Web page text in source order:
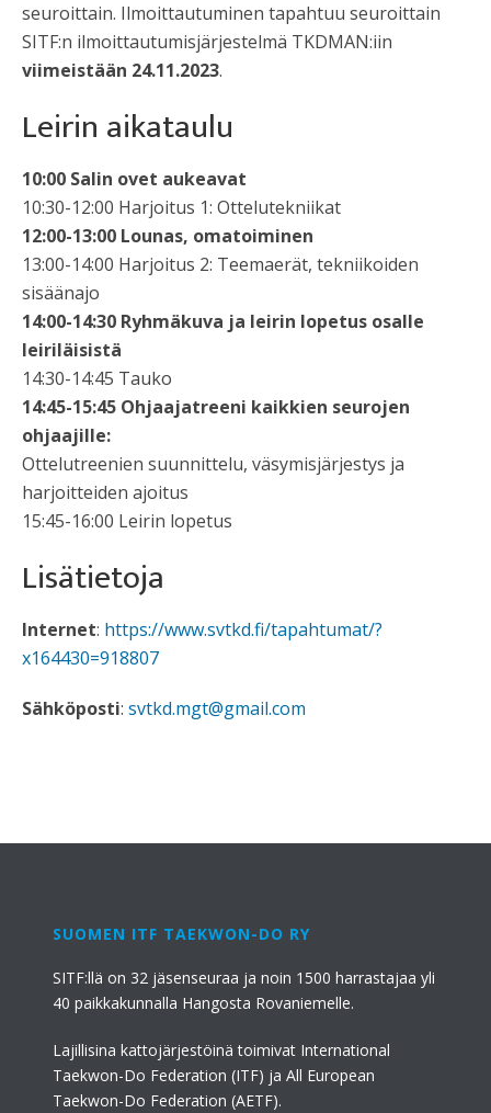
seuroittain. Ilmoittautuminen tapahtuu seuroittain
SITF:n ilmoittautumisjärjestelmä TKDMAN:iin
viimeistään 24.11.2023.
Leirin aikataulu
10:00 Salin ovet aukeavat
10:30-12:00 Harjoitus 1: Ottelutekniikat
12:00-13:00 Lounas, omatoiminen
13:00-14:00 Harjoitus 2: Teemaerät, tekniikoiden
sisäänajo
14:00-14:30 Ryhmäkuva ja leirin lopetus osalle
leiriläisistä
14:30-14:45 Tauko
14:45-15:45 Ohjaajatreeni kaikkien seurojen
ohjaajille:
Ottelutreenien suunnittelu, väsymisjärjestys ja
harjoitteiden ajoitus
15:45-16:00 Leirin lopetus
Lisätietoja
Internet: https://www.svtkd.fi/tapahtumat/?
x164430=918807
Sähköposti: svtkd.mgt@gmail.com
SUOMEN ITF TAEKWON-DO RY
SITF:llä on 32 jäsenseuraa ja noin 1500 harrastajaa yli
40 paikkakunnalla Hangosta Rovaniemelle.
Lajillisina kattojärjestöinä toimivat International
Taekwon-Do Federation (ITF) ja All European
Taekwon-Do Federation (AETF).